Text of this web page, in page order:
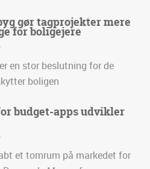
gør tagprojekter mere
for boligejere
en stor beslutning for de
boligen
budget-apps udvikler
et tomrum på markedet for